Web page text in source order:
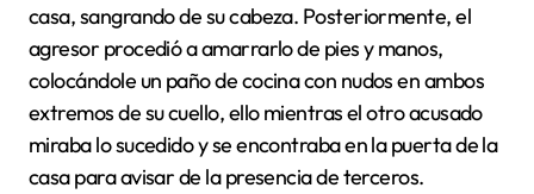
casa, sangrando de su cabeza. Posteriormente, el
agresor procedió a amarrarlo de pies y manos,
colocándole un paño de cocina con nudos en ambos
extremos de su cuello, ello mientras el otro acusado
miraba lo sucedido y se encontraba en la puerta de la
casa para avisar de la presencia de terceros.